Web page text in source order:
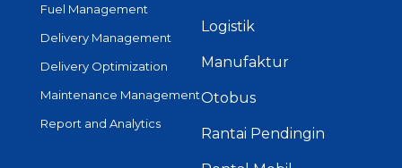
Fuel Management
Delivery Management
Delivery Optimization
Maintenance Management
Report and Analytics
Logistik
Manufaktur
Otobus
Rantai Pendingin